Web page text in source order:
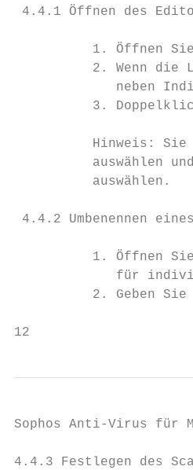
4.4.1 Öffnen des
1. Öffnen
2. Wenn die
neben
3.
Hinweis:
auswählen
          auswählen.
4.4.2 Umbenennen
1. Öffnen
für
2. Geben
12
Sophos Anti-Virus für
4.4.3 Festlegen des